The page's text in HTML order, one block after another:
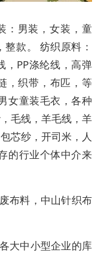
：男装，女装，童
款。 纺织原料：
，PP涤纶线，高弹
，织带，布匹，等
女童装毛衣，各种
毛线，羊毛线，羊
芯纱，开司米，人
的行业个体中介来
布料，中山针织布
大中小型企业的库